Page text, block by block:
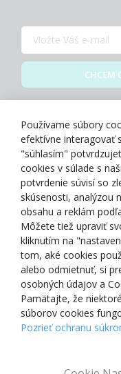
CHCEM
O NÁS
ZÁKAZNÍCKA
NAŠE
Používame súbory
efektívne interagovať
"súhlasím"
cookies v súlade s
potvrdenie súvisí so
skúsenosti, analýzou
obsahu a reklám
Môžete tiež upraviť
kliknutím na
tom, aké cookies
alebo odmietnuť, si
osobných údajov a
Pamätajte, že
súborov cookies
Pozrieť ochranu